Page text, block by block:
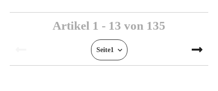
Artikel 1 - 13 von 135
Seite1